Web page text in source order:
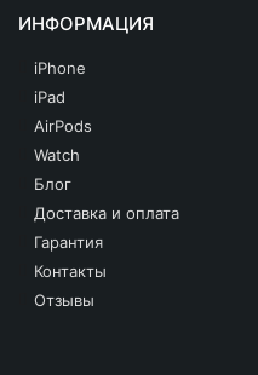
ИНФОРМАЦИЯ
iPhone
iPad
AirPods
Watch
Блог
Доставка и оплата
Гарантия
Контакты
Отзывы